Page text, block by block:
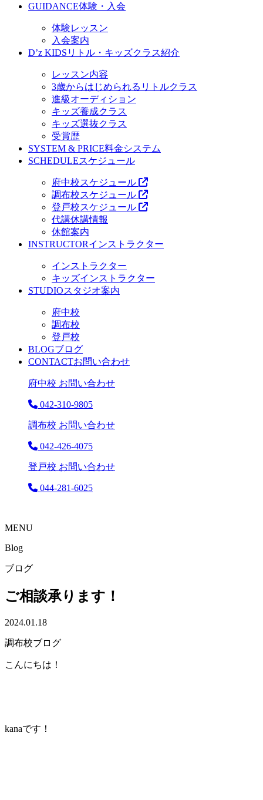
GUIDANCE体験・入会
体験レッスン
入会案内
D’z KIDS リトル・キッズクラス紹介
レッスン内容
3歳からはじめられるリトルクラス
進級オーディション
キッズ養成クラス
キッズ選抜クラス
受賞歴
SYSTEM & PRICE料金システム
SCHEDULEスケジュール
府中校スケジュール
調布校スケジュール
登戸校スケジュール
代講休講情報
休館案内
INSTRUCTORインストラクター
インストラクター
キッズインストラクター
STUDIOスタジオ案内
府中校
調布校
登戸校
BLOGブログ
CONTACTお問い合わせ
府中校 お問い合わせ
042-310-9805
調布校 お問い合わせ
042-426-4075
登戸校 お問い合わせ
044-281-6025
MENU
Blog
ブログ
ご相談承ります！
2024.01.18
調布校ブログ
こんにちは！
kanaです！